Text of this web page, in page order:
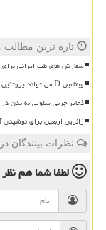
تازه ترین مطالب
سفارش های طب ایرانی برای
ویتامین D می تواند پروتئین های سمی آلزایمر را کم کند
ذخایر چربی سلولی به بدن
زائرین اربعین برای
نظرات بینندگان
لطفا شما هم